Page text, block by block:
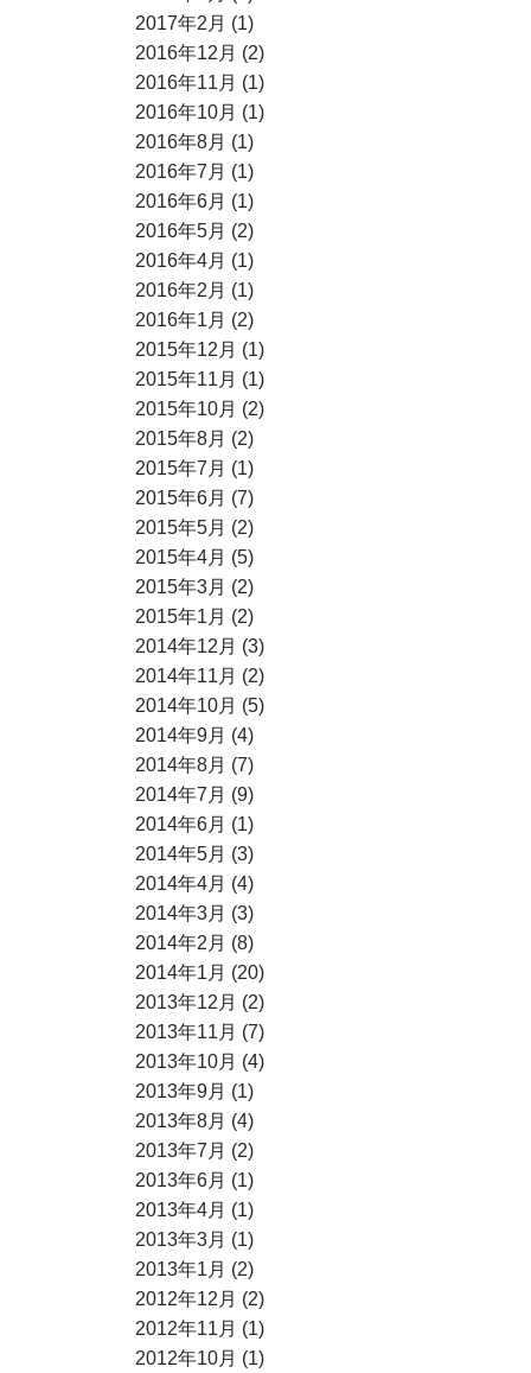
2017年2月 (1)
2016年12月 (2)
2016年11月 (1)
2016年10月 (1)
2016年8月 (1)
2016年7月 (1)
2016年6月 (1)
2016年5月 (2)
2016年4月 (1)
2016年2月 (1)
2016年1月 (2)
2015年12月 (1)
2015年11月 (1)
2015年10月 (2)
2015年8月 (2)
2015年7月 (1)
2015年6月 (7)
2015年5月 (2)
2015年4月 (5)
2015年3月 (2)
2015年1月 (2)
2014年12月 (3)
2014年11月 (2)
2014年10月 (5)
2014年9月 (4)
2014年8月 (7)
2014年7月 (9)
2014年6月 (1)
2014年5月 (3)
2014年4月 (4)
2014年3月 (3)
2014年2月 (8)
2014年1月 (20)
2013年12月 (2)
2013年11月 (7)
2013年10月 (4)
2013年9月 (1)
2013年8月 (4)
2013年7月 (2)
2013年6月 (1)
2013年4月 (1)
2013年3月 (1)
2013年1月 (2)
2012年12月 (2)
2012年11月 (1)
2012年10月 (1)